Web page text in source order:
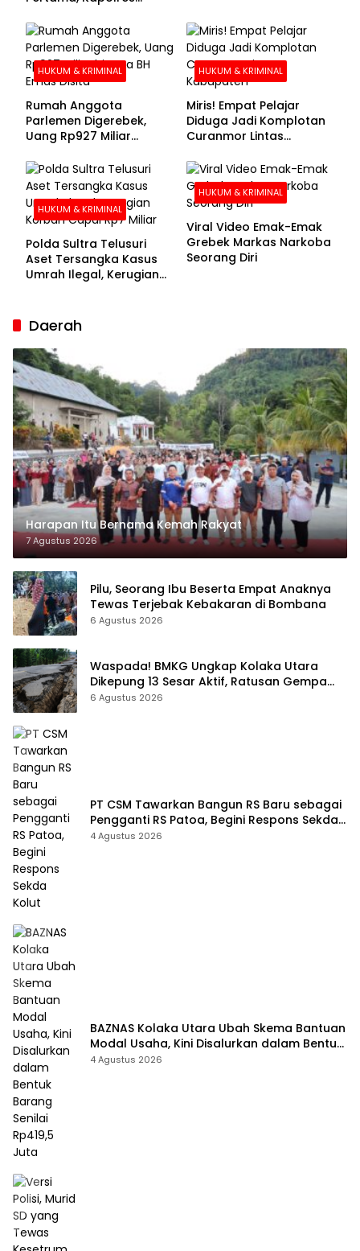
Buronan Segera
Menyerahkan Diri
HUKUM & KRIMINAL
Rumah Anggota
Parlemen Digerebek,
Uang Rp927 Miliar
HUKUM & KRIMINAL
Miris! Empat Pelajar
Diduga Jadi Komplotan
Curanmor Lintas
HUKUM & KRIMINAL
Polda Sultra Telusuri
Aset Tersangka Kasus
Umrah Ilegal, Kerugian
HUKUM & KRIMINAL
Viral Video Emak-Emak
Grebek Markas Narkoba
Seorang Diri
Daerah
Harapan Itu Bernama Kemah Rakyat
7 Agustus 2026
Pilu, Seorang Ibu Beserta Empat Anaknya
Tewas Terjebak Kebakaran di Bombana
6 Agustus 2026
Waspada! BMKG Ungkap Kolaka Utara
Dikepung 13 Sesar Aktif, Ratusan Gempa
Sudah Terekam
6 Agustus 2026
PT CSM Tawarkan Bangun RS Baru sebagai
Pengganti RS Patoa, Begini Respons Sekda
Kolut
4 Agustus 2026
BAZNAS Kolaka Utara Ubah Skema Bantuan
Modal Usaha, Kini Disalurkan dalam Bentuk
Barang Senilai Rp419,5 Juta
4 Agustus 2026